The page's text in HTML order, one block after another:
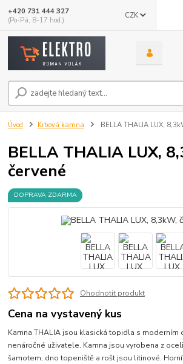
CZK
+420 731 444 327
(Po-Pá, 8-17 hod.)
Úvod Krbová kamna BELLA THALIA LUX,
BELLA THALIA LUX,
červené
DOPRAVA ZDARMA
Ohodnotit produkt
Cena na vystavený kus
Kamna THALIA jsou klasická topidla s moderním
nenáročné uživatele. Kamna jsou vyrobena z
šamotem, dno topeniště a rošt jsou litinové.